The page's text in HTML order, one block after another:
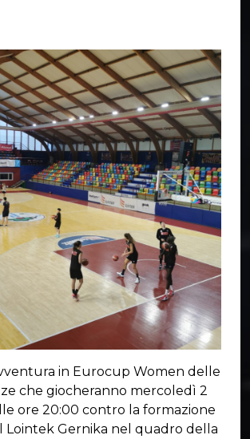
in Eurocup Women delle
che giocheranno mercoledì 2
ore 20:00 contro la formazione
Lointek Gernika nel quadro della